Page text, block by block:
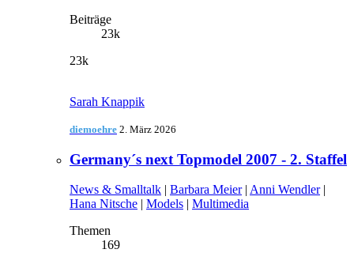
Beiträge
23k
23k
Sarah Knappik
diemoehre 2. März 2026
Germany´s next Topmodel 2007 - 2. Staffel
News & Smalltalk | Barbara Meier| Anni Wendler|
Hana Nitsche | Models | Multimedia
Themen
169